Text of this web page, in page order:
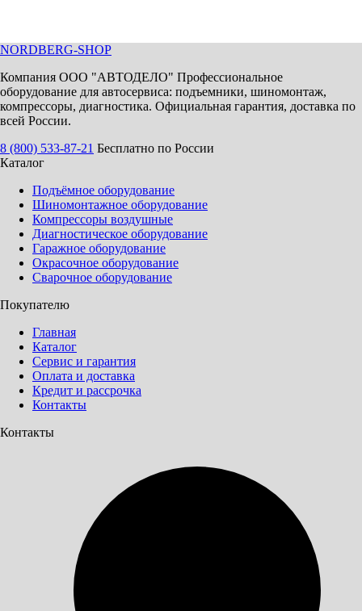
NORDBERG-SHOP
Компания ООО "АВТОДЕЛО" Профессиональное
оборудование для автосервиса: подъемники, шиномонтаж,
компрессоры, диагностика. Официальная гарантия, доставка по
всей России.
8 (800) 533-87-21 Бесплатно по России
Каталог
Подъёмное оборудование
Шиномонтажное оборудование
Компрессоры воздушные
Диагностическое оборудование
Гаражное оборудование
Окрасочное оборудование
Сварочное оборудование
Покупателю
Главная
Каталог
Сервис и гарантия
Оплата и доставка
Кредит и рассрочка
Контакты
Контакты